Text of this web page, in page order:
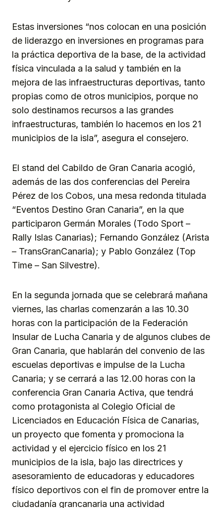
Estas inversiones “nos colocan en una posición
de liderazgo en inversiones en programas para
la práctica deportiva de la base, de la actividad
física vinculada a la salud y también en la
mejora de las infraestructuras deportivas, tanto
propias como de otros municipios, porque no
solo destinamos recursos a las grandes
infraestructuras, también lo hacemos en los 21
municipios de la isla”, asegura el consejero.
El stand del Cabildo de Gran Canaria acogió,
además de las dos conferencias del Pereira
Pérez de los Cobos, una mesa redonda titulada
“Eventos Destino Gran Canaria”, en la que
participaron Germán Morales (Todo Sport –
Rally Islas Canarias); Fernando González (Arista
– TransGranCanaria); y Pablo González (Top
Time – San Silvestre).
En la segunda jornada que se celebrará mañana
viernes, las charlas comenzarán a las 10.30
horas con la participación de la Federación
Insular de Lucha Canaria y de algunos clubes de
Gran Canaria, que hablarán del convenio de las
escuelas deportivas e impulse de la Lucha
Canaria; y se cerrará a las 12.00 horas con la
conferencia Gran Canaria Activa, que tendrá
como protagonista al Colegio Oficial de
Licenciados en Educación Física de Canarias,
un proyecto que fomenta y promociona la
actividad y el ejercicio físico en los 21
municipios de la isla, bajo las directrices y
asesoramiento de educadoras y educadores
físico deportivos con el fin de promover entre la
ciudadanía grancanaria una actividad